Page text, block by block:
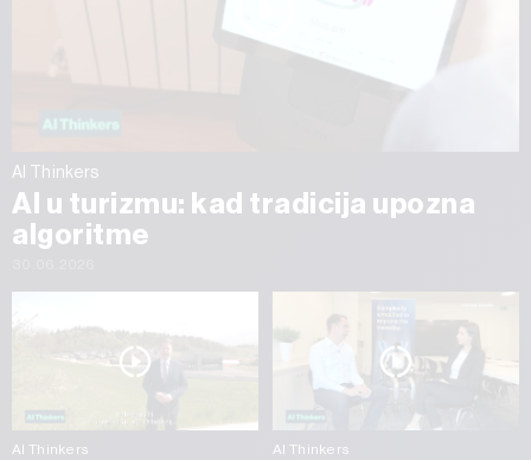
AI Thinkers
AI u turizmu: kad tradicija upozna
algoritme
AI Thinkers AI Thinkers